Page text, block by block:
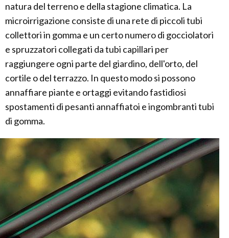
natura del terreno e della stagione climatica. La
microirrigazione consiste di una rete di piccoli tubi
collettori in gomma e un certo numero di gocciolatori
e spruzzatori collegati da tubi capillari per
raggiungere ogni parte del giardino, dell'orto, del
cortile o del terrazzo. In questo modo si possono
annaffiare piante e ortaggi evitando fastidiosi
spostamenti di pesanti annaffiatoi e ingombranti tubi
di gomma.